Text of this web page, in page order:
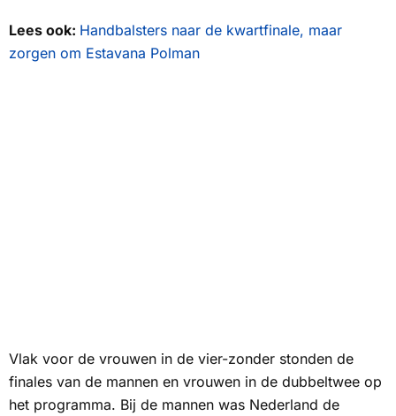
Lees ook: Handbalsters naar de kwartfinale, maar
zorgen om Estavana Polman
Vlak voor de vrouwen in de vier-zonder stonden de
finales van de mannen en vrouwen in de dubbeltwee op
het programma. Bij de mannen was Nederland de